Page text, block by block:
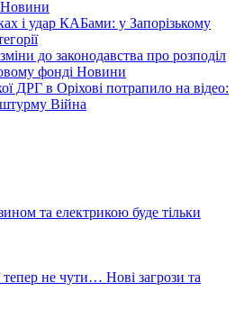
Новини
і удар КАБами: у Запорізькому
до законодавства про розподіл
фонді Новини
ДРГ в Оріхові потрапило на відео:
штурму Війна
та електрикою буде тільки
тепер не чути… Нові загрози та